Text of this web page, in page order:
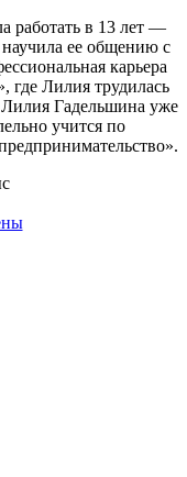
работать в 13 лет —
ее общению с
карьера
где Лилия трудилась
Гадельшина уже
учится по